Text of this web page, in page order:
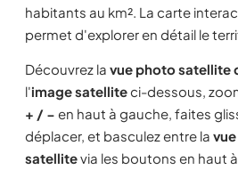
habitants au km². La carte
permet d'explorer en détail le
Découvrez la vue photo satellite
l'image satelliteci-dessous,
+ / − en haut à gauche, faites
déplacer, et basculez entre la
satellitevia les boutons en haut